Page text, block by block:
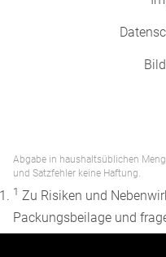
Abgabe in haushaltsüblichen
und Satzfehler keine Haftung.
1 Zu Risiken und
Packungsbeilage und